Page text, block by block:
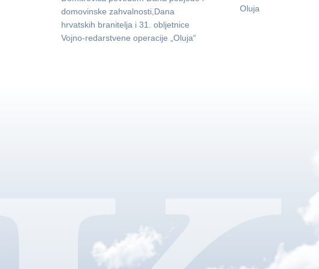
domovinske zahvalnosti,Dana
hrvatskih branitelja i 31. obljetnice
Vojno-redarstvene operacije „Oluja“
Oluja